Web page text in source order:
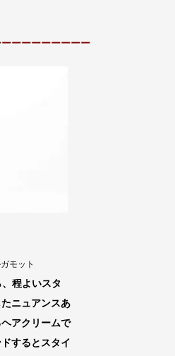
ーーーーーーーー
モット
程よいスタ
ニュアンスあ
アクリームで
するとスタイ